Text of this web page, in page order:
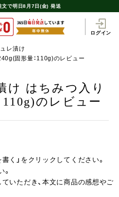
文で明日8月7日(金) 発送
ログイン
レ漬け
固形量：110g)のレビュー
け はちみつ入り
のレビュー
く」をクリックしてください。
いただき、本文に商品の感想やご